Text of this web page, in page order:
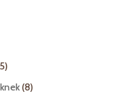
55
termék
88